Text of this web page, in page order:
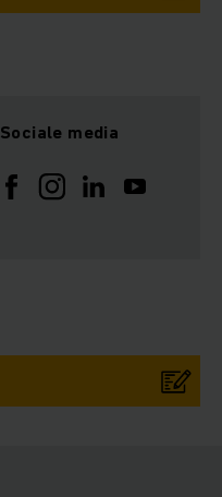
Sociale media